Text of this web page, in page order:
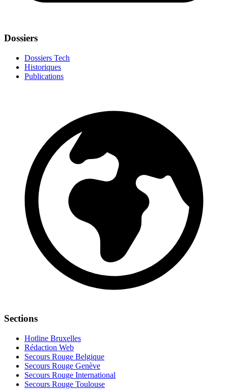
Dossiers
Dossiers Tech
Historiques
Publications
Sections
Hotline Bruxelles
Rédaction Web
Secours Rouge Belgique
Secours Rouge Genève
Secours Rouge International
Secours Rouge Toulouse